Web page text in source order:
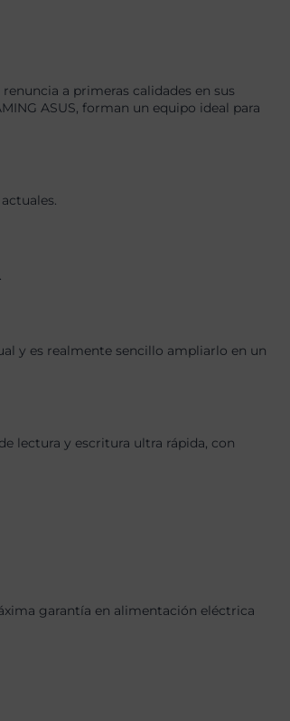
a primeras calidades en sus
ASUS, forman un equipo ideal para
y es realmente sencillo ampliarlo en un
lectura y escritura ultra rápida, con
garantía en alimentación eléctrica